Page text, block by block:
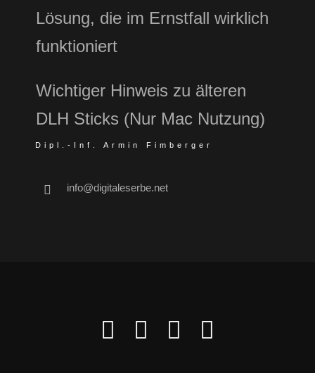
Lösung, die im Ernstfall wirklich
funktioniert
Wichtiger Hinweis zu älteren
DLH Sticks (Nur Mac Nutzung)
Dipl.-Inf. Armin Fimberger
info@digitaleserbe.net